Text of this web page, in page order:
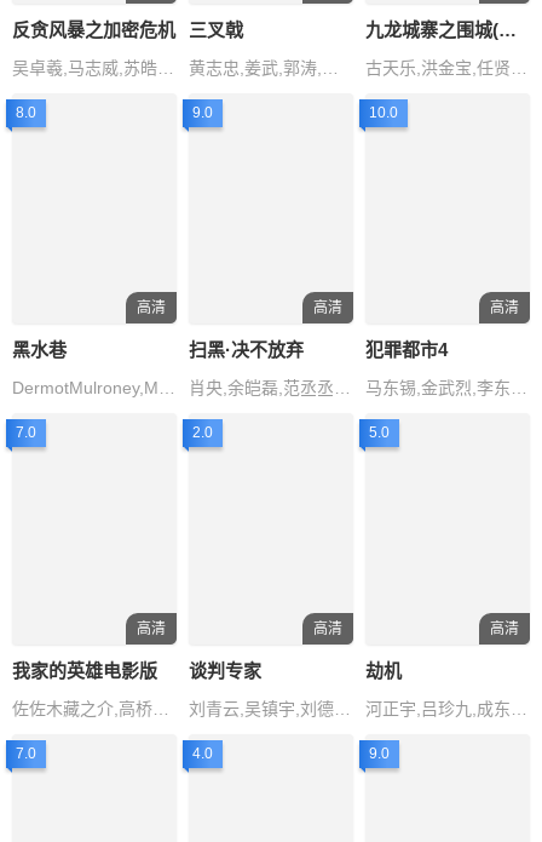
反贪风暴之加密危机 三叉戟 九龙城寨之围城(粤语)
8.0
高清
黑水巷
DermotMulroney,MinkaKelly,DermotMulroneyMinkaKellyMaggieGrace
9.0
高清
扫黑·决不放弃
肖央,余皑磊,范丞丞,李诚儒,耿
10.0
高清
犯罪都市4
马东锡,金武烈,李东辉,朴智焕,李主
7.0
高清
我家的英雄电影版
2.0
高清
谈判专家
刘青云,吴镇宇,刘德华,苗侨伟,姜皓
5.0
高清
劫机
7.0 4.0 9.0